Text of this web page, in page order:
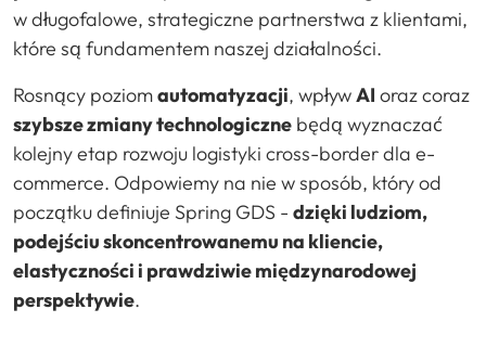
w długofalowe, strategiczne partnerstwa z klientami,
które są fundamentem naszej działalności.
Rosnący poziomautomatyzacji, wpływAI oraz coraz
szybsze zmiany technologiczne będą wyznaczać
kolejny etap rozwoju logistyki cross-border dla e-
commerce. Odpowiemy na nie w sposób, który od
początku definiuje Spring GDS - dzięki ludziom,
podejściu skoncentrowanemu na kliencie,
elastyczności i prawdziwie międzynarodowej
perspektywie.